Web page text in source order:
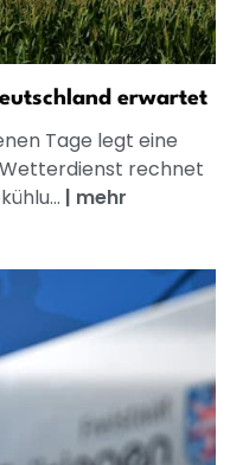
erwartet
Tage legt eine
Wetterdienst rechnet
| mehr